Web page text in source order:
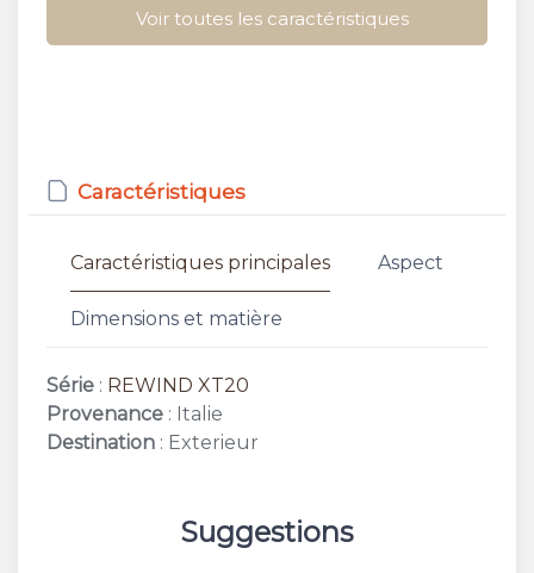
Voir toutes les caractéristiques
Caractéristiques
Caractéristiques principales Aspect
Dimensions et matière
Série : REWIND XT20
Provenance : Italie
Destination : Exterieur
Suggestions